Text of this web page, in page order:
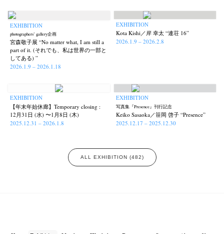
EXHIBITION
photographers’ gallery企画
宮森敬子展 “No matter what, I am still a
part of it. (それでも、私は世界の一部と
してある) ”
2026.1.9 – 2026.1.18
EXHIBITION
Kota Kishi／岸 幸太 “連荘 16”
2026.1.9 – 2026.2.8
EXHIBITION
【年末年始休廊】Temporary closing :
12月31日 (水) 〜1月8日 (木)
2025.12.31 – 2026.1.8
EXHIBITION
写真集『Presence』刊行記念
Keiko Sasaoka／笹岡 啓子 “Presence”
2025.12.17 – 2025.12.30
ALL EXHIBITION (482)